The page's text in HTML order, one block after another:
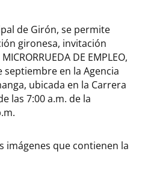
de Girón, se permite
gironesa, invitación
DE EMPLEO,
septiembre en la Agencia
ubicada en la Carrera
las 7:00 a.m. de la
imágenes que contienen la